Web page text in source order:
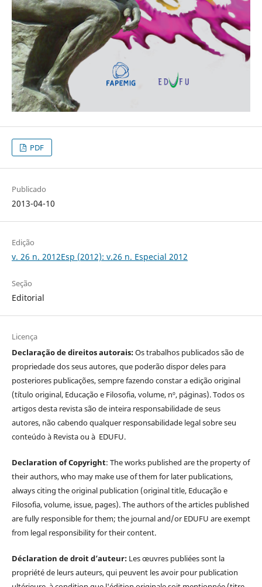
PDF
Publicado
2013-04-10
Edição
v. 26 n. 2012Esp (2012): v.26 n. Especial 2012
Seção
Editorial
Licença
Declaração de direitos autorais:Os trabalhos publicados são de
propriedade dos seus autores, que poderão dispor deles para
posteriores publicações, sempre fazendo constar a edição original
(título original, Educação e Filosofia, volume, nº, páginas). Todos os
artigos desta revista são de inteira responsabilidade de seus
autores, não cabendo qualquer responsabilidade legal sobre seu
conteúdo à Revista ou à EDUFU.
Declaration of Copyright: The works published are the property of
their authors, who may make use of them for later publications,
always citing the original publication (original title, Educação e
Filosofia, volume, issue, pages). The authors of the articles published
are fully responsible for them; the journal and/or EDUFU are exempt
from legal responsibility for their content.
Déclaration de droit d’auteur: Les œuvres publiées sont la
propriété de leurs auteurs, qui peuvent les avoir pour publication